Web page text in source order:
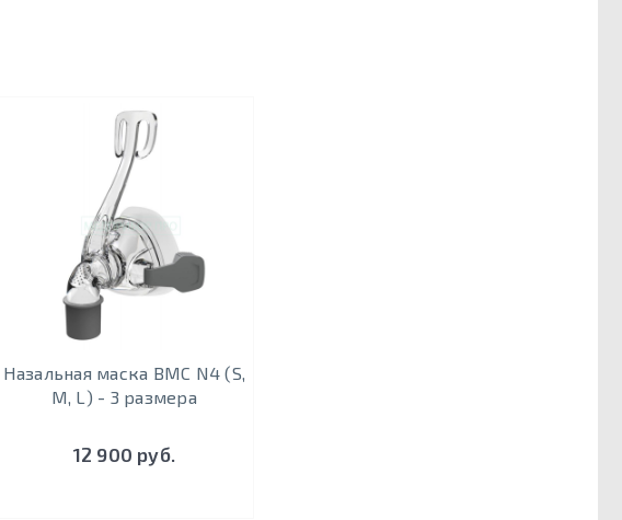
Назальная маска BMC N4 (S,
M, L) - 3 размера
12 900 руб.